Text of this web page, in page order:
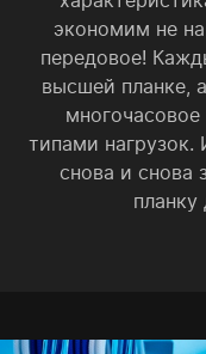
экономим не
передовое!
высшей планке,
типами нагрузок.
снова и снова
планку